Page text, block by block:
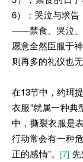
6）；哭泣与求告
——禁食、哭泣、
愿意全然臣服于神
则再多的礼仪也
在13节中，约珥
衣服”就属一种典
中，撕裂衣服是
行动常会有一种
正的感情”。 [7]